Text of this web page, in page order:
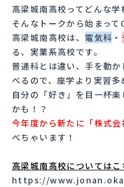
高梁城南高校ってどんな学
そんなトークから始まって
高梁城南高校は、 電気科 ・
る、実業系高校です。
普通科とは違い、手を動
べるので、座学より実習多
自分の「好き」を目一杯
かも！？
今年度から新たに「株式会
べちゃいます！
高梁城南高校については
https://